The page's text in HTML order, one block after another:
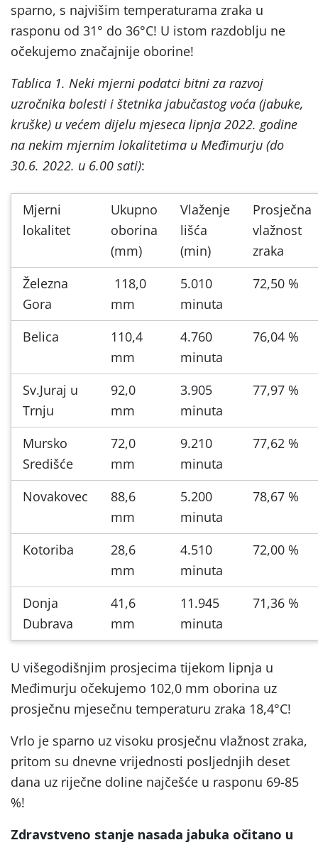
sparno, s najvišim temperaturama zraka u
rasponu od 31° do 36°C! U istom razdoblju ne
očekujemo značajnije oborine!
Tablica 1. Neki mjerni podatci bitni za razvoj
uzročnika bolesti i štetnika jabučastog voća (jabuke,
kruške) u većem dijelu mjeseca lipnja 2022. godine
na nekim mjernim lokalitetima u Međimurju (do
30.6. 2022. u 6.00 sati):
Mjerni
lokalitet
Ukupno
oborina
(mm)
Vlaženje
lišća
(min)
Prosječna
vlažnost
zraka
Železna
Gora
118,0
mm
5.010
minuta
72,50 %
Belica
110,4
mm
4.760
minuta
76,04 %
Sv.Juraj u
Trnju
92,0
mm
3.905
minuta
77,97 %
Mursko
Središće
72,0
mm
9.210
minuta
77,62 %
Novakovec
88,6
mm
5.200
minuta
78,67 %
Kotoriba
28,6
mm
4.510
minuta
72,00 %
Donja
Dubrava
41,6
mm
11.945
minuta
71,36 %
U višegodišnjim prosjecima tijekom lipnja u
Međimurju očekujemo 102,0 mm oborina uz
prosječnu mjesečnu temperaturu zraka 18,4°C!
Vrlo je sparno uz visoku prosječnu vlažnost zraka,
pritom su dnevne vrijednosti posljednjih deset
dana uz riječne doline najčešće u rasponu 69-85
%!
Zdravstveno stanje nasada jabuka očitano u